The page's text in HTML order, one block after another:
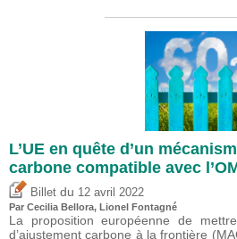
L’UE en quête d’un
carbone compatible avec
Billet du 12 avril 2022
Par Cecilia Bellora, Lionel Fontagné
La proposition européenne de
d’ajustement carbone à la frontière